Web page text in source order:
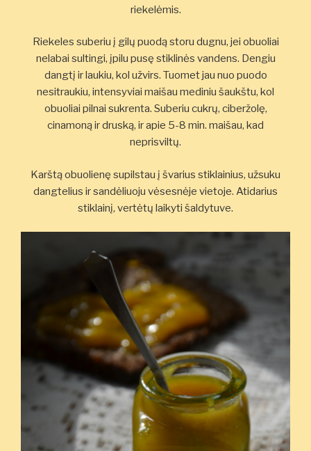
riekelėmis.
Riekeles suberiu į gilų puodą storu dugnu, jei obuoliai
nelabai sultingi, įpilu pusę stiklinės vandens. Dengiu
dangtį ir laukiu, kol užvirs. Tuomet jau nuo puodo
nesitraukiu, intensyviai maišau mediniu šaukštu, kol
obuoliai pilnai sukrenta. Suberiu cukrų, ciberžolę,
cinamoną ir druską, ir apie 5-8 min. maišau, kad
neprisviltų.
Karštą obuolienę supilstau į švarius stiklainius, užsuku
dangtelius ir sandėliuoju vėsesnėje vietoje. Atidarius
stiklainį, vertėtų laikyti šaldytuve.